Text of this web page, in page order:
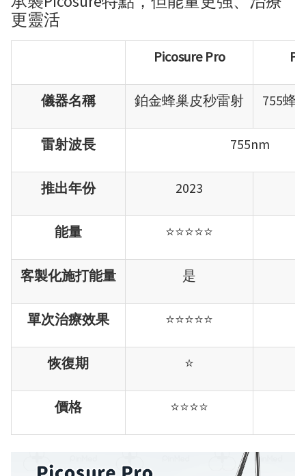
更靈活
Picosure Pro
儀器名稱 鉑金蜂巢皮秒雷射 755蜂
雷射波長 755nm
推出年份 2023
能量 ⭐⭐⭐⭐⭐
客製化施打能量 是
單次治療效果 ⭐⭐⭐⭐⭐
恢復期 ⭐
價格 ⭐⭐⭐⭐